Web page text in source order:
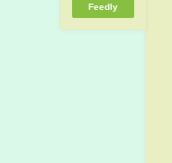
Feedly